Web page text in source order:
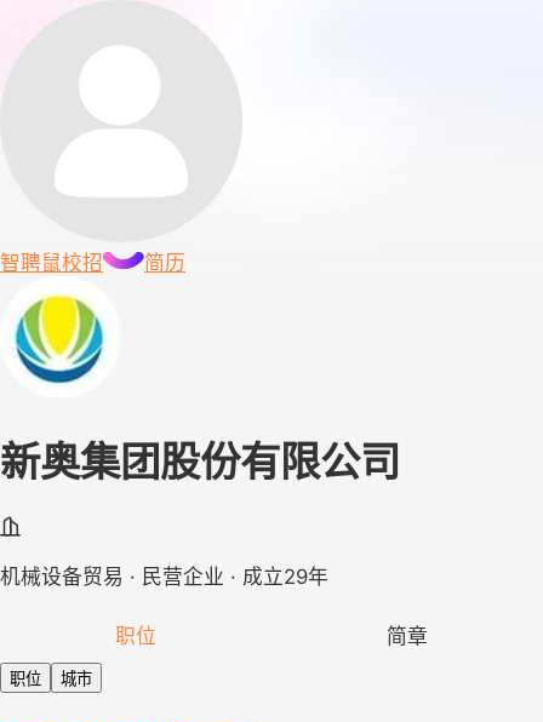
智聘鼠校招 简历
新奥集团股份有限公司
机械设备贸易 · 民营企业 · 成立29年
职位 简章
职位 城市